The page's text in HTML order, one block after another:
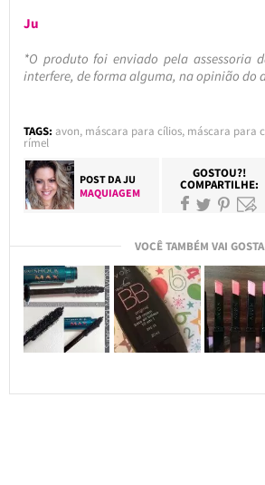
Ju
*O produto foi enviado pela assessoria
interfere, de forma alguma, na opinião do
TAGS: avon, máscara para cílios, máscara para
rímel
POST DAJU
MAQUIAGEM
GOSTOU?!
COMPARTILHE:
VOCÊ TAMBÉM VAI